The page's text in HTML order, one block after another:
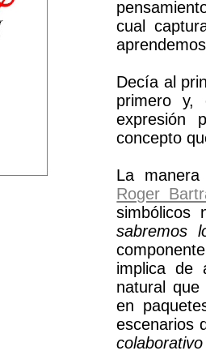
cual
Decía al
primero y,
expresión
concepto
La
Roger
simbólicos
sabremos
implica de
natural que
en
escenarios
colaborativo